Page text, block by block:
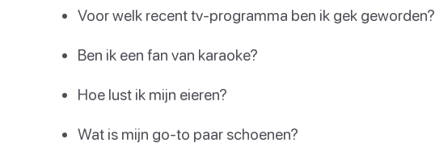
Voor welk recent tv-programma ben ik gek geworden?
Ben ik een fan van karaoke?
Hoe lust ik mijn eieren?
Wat is mijn go-to paar schoenen?